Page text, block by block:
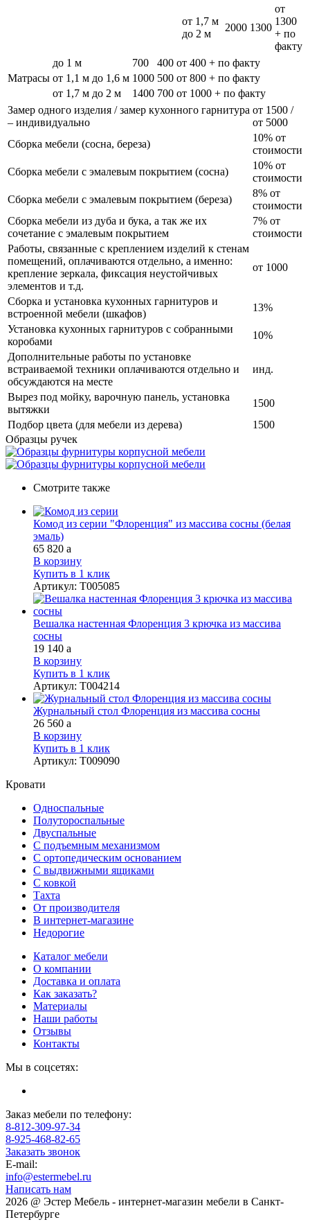
от 1,7 м
до 2 м
2000 1300
от
1300
+ по
факту
Матрасы
до 1 м 700 400 от 400 + по факту
от 1,1 м до 1,6 м 1000 500 от 800 + по факту
от 1,7 м до 2 м
1400 700 от 1000 + по факту
Замер одного изделия / замер кухонного гарнитура
– индивидуально
от 1500 /
от 5000
Сборка мебели (сосна, береза)
10% от
стоимости
Сборка мебели с эмалевым покрытием (сосна)
10% от
стоимости
Сборка мебели с эмалевым покрытием (береза)
8% от
стоимости
Сборка мебели из дуба и бука, а так же их
сочетание с эмалевым покрытием
7% от
стоимости
Работы, связанные с креплением изделий к стенам
помещений, оплачиваются отдельно, а именно:
крепление зеркала, фиксация неустойчивых
элементов и т.д.
от 1000
Сборка и установка кухонных гарнитуров и
встроенной мебели (шкафов)
13%
Установка кухонных гарнитуров с собранными
коробами
10%
Дополнительные работы по установке
встраиваемой техники оплачиваются отдельно и
обсуждаются на месте
инд.
Вырез под мойку, варочную панель, установка
вытяжки
1500
Подбор цвета (для мебели из дерева)
1500
Образцы ручек
Смотрите также
Комод из серии "Флоренция" из массива сосны (белая
эмаль)
65 820 a
В корзину
Купить в 1 клик
Артикул: Т005085
Вешалка настенная Флоренция 3 крючка из массива
сосны
19 140 a
В корзину
Купить в 1 клик
Артикул: Т004214
Журнальный стол Флоренция из массива сосны
26 560 a
В корзину
Купить в 1 клик
Артикул: Т009090
Кровати
Односпальные
Полутороспальные
Двуспальные
С подъемным механизмом
С ортопедическим основанием
С выдвижными ящиками
С ковкой
Тахта
От производителя
В интернет-магазине
Недорогие
Каталог мебели
О компании
Доставка и оплата
Как заказать?
Материалы
Наши работы
Отзывы
Контакты
Мы в соцсетях:
Заказ мебели по телефону:
8-812-309-97-34
8-925-468-82-65
Заказать звонок
E-mail:
info@estermebel.ru
Написать нам
2026 @ Эстер Мебель - интернет-магазин мебели в Санкт-
Петербурге